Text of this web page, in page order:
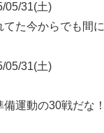
05/31(土)
た今からでも間
05/31(土)
運動の30戦だな！